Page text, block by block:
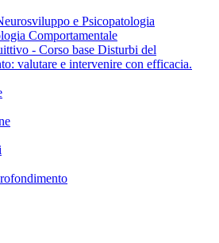
e Psicopatologia
Comportamentale
- Corso base Disturbi del
valutare e intervenire con efficacia.